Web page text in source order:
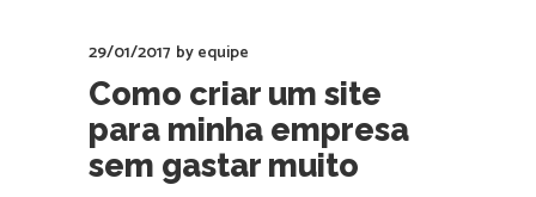
29/01/2017 byequipe
Como criar um site
para minha empresa
sem gastar muito